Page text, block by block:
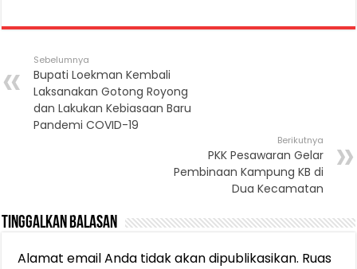
Sebelumnya
Bupati Loekman Kembali
Laksanakan Gotong Royong
dan Lakukan Kebiasaan Baru
Pandemi COVID-19
Berikutnya
PKK Pesawaran Gelar
Pembinaan Kampung KB di
Dua Kecamatan
Tinggalkan Balasan
Alamat email Anda tidak akan dipublikasikan. Ruas